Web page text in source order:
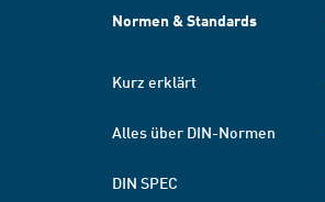
Normen & Standards
Kurz erklärt
Alles über DIN-Normen
DIN SPEC